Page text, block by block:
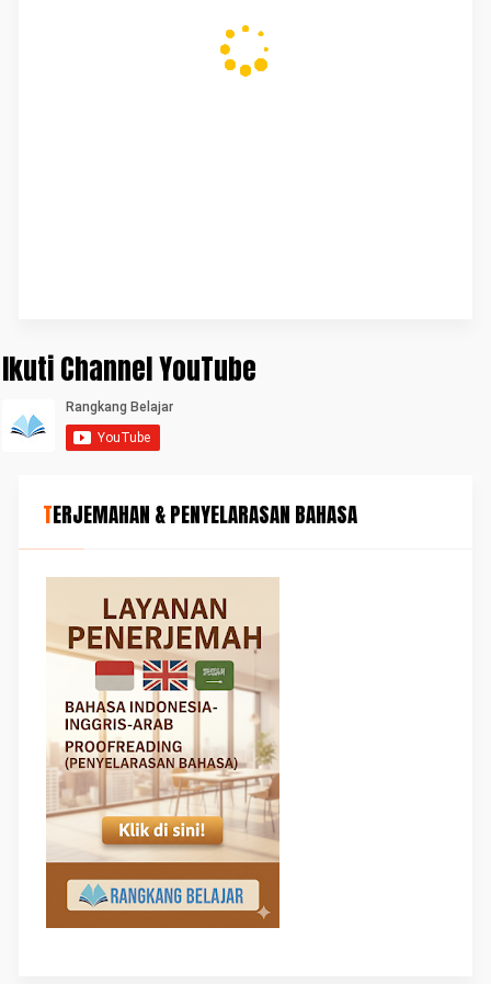
Ikuti Channel YouTube
TERJEMAHAN & PENYELARASAN BAHASA